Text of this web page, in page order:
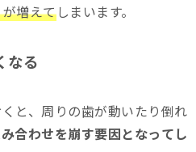
増えてしまいます。
なる
と、周りの歯が動いたり倒れ
合わせを崩す要因となってし